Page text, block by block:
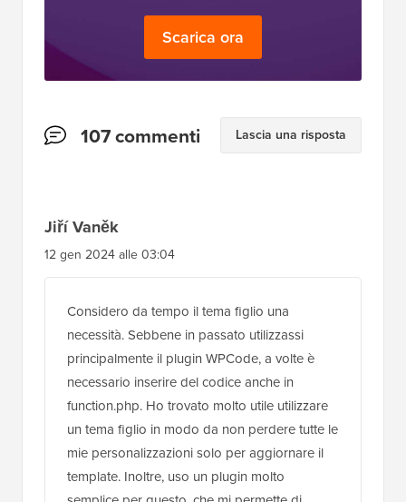
Scarica ora
Interazioni
107 commenti Lascia una risposta
Jiří Vaněk
12 gen 2024 alle 03:04
Considero da tempo il tema figlio una
necessità. Sebbene in passato utilizzassi
principalmente il plugin WPCode, a volte è
necessario inserire del codice anche in
function.php. Ho trovato molto utile utilizzare
un tema figlio in modo da non perdere tutte le
mie personalizzazioni solo per aggiornare il
template. Inoltre, uso un plugin molto